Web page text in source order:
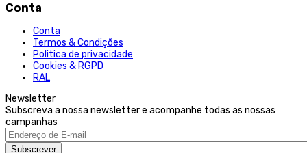
Conta
Conta
Termos & Condições
Politica de privacidade
Cookies & RGPD
RAL
Newsletter
Subscreva a nossa newsletter e acompanhe todas as nossas
campanhas
Subscrever